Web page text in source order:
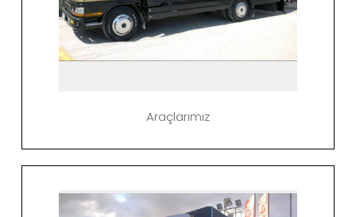
Araçlarımız